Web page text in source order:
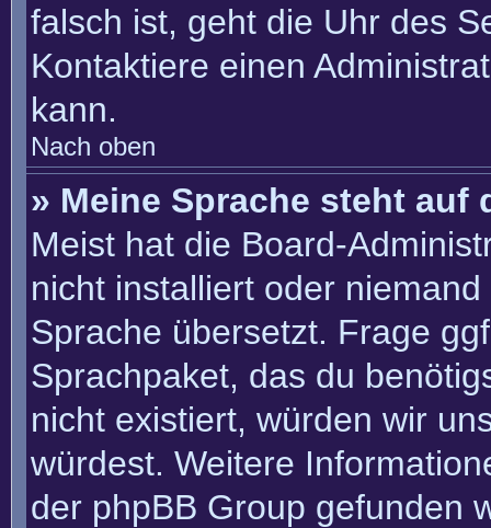
falsch ist, geht die Uhr des
Kontaktiere einen
kann.
Nach oben
» Meine Sprache steht
Meist hat die Board-
nicht installiert oder
Sprache übersetzt. Frage
Sprachpaket, das du
nicht existiert, würden wir
würdest. Weitere
der phpBB Group gefunden